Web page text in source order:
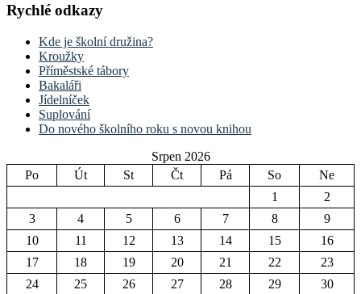
Rychlé odkazy
Kde je školní družina?
Kroužky
Příměstské tábory
Bakaláři
Jídelníček
Suplování
Do nového školního roku s novou knihou
Srpen 2026
Po
Út St Čt Pá So
Ne
1
2
3
4 5 6 7 8
9
10
11 12 13 14 15
16
17
18 19 20 21 22
23
24
25 26 27 28 29
30